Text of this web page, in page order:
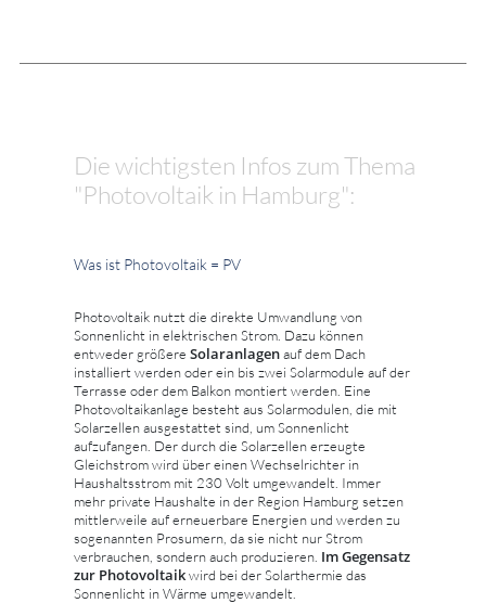
Die wichtigsten Infos zum Thema
"Photovoltaik in Hamburg":
Was ist Photovoltaik = PV
Photovoltaik nutzt die direkte Umwandlung von
Sonnenlicht in elektrischen Strom. Dazu können
entweder größere Solaranlagenauf dem Dach
installiert werden oder ein bis zwei Solarmodule auf der
Terrasse oder dem Balkon montiert werden. Eine
Photovoltaikanlage besteht aus Solarmodulen, die mit
Solarzellen ausgestattet sind, um Sonnenlicht
aufzufangen. Der durch die Solarzellen erzeugte
Gleichstrom wird über einen Wechselrichter in
Haushaltsstrom mit 230 Volt umgewandelt. Immer
mehr private Haushalte in der Region Hamburg setzen
mittlerweile auf erneuerbare Energien und werden zu
sogenannten Prosumern, da sie nicht nur Strom
verbrauchen, sondern auch produzieren. Im Gegensatz
zur Photovoltaikwird bei der Solarthermie das
Sonnenlicht in Wärme umgewandelt.